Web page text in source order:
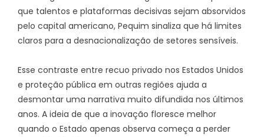
que talentos e plataformas decisivas sejam absorvidos
pelo capital americano, Pequim sinaliza que há limites
claros para a desnacionalização de setores sensíveis.
Esse contraste entre recuo privado nos Estados Unidos
e proteção pública em outras regiões ajuda a
desmontar uma narrativa muito difundida nos últimos
anos. A ideia de que a inovação floresce melhor
quando o Estado apenas observa começa a perder